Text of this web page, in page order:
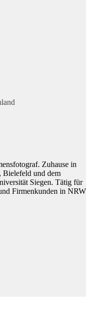
Zuhause in
Bielefeld und dem
Siegen. Tätig für
Firmenkunden in NRW